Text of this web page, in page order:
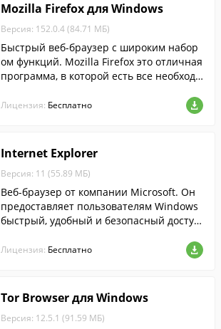
Mozilla Firefox для Windows
Версия: 152.0.4 (84.71 МБ)
Быстрый веб-браузер с широким набор
ом функций. Mozilla Firefox это отличная
программа, в которой есть все необходи
тернета.
Лицензия: Бесплатно
Internet Explorer
Версия: 11 (55.89 МБ)
Веб-браузер от компании Microsoft. Он
предоставляет пользователям Windows
быстрый, удобный и безопасный доступ
er поддерживает современные веб-стан
Лицензия: Бесплатно
Tor Browser для Windows
Версия: 12.5.1 (91.59 МБ)